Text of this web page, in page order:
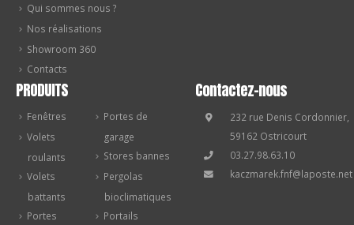
Qui sommes nous ?
Nos réalisations
Showroom 360
Contacts
PRODUITS
Fenêtres
Volets
roulants
Volets
battants
Portes
Portes de
garage
Stores bannes
Pergolas
bioclimatiques
Portails
Contactez-nous
232 rue Denis Cordonnier,
59162 Ostricourt
03.27.98.63.10
kaczmarek.fnf@laposte.net